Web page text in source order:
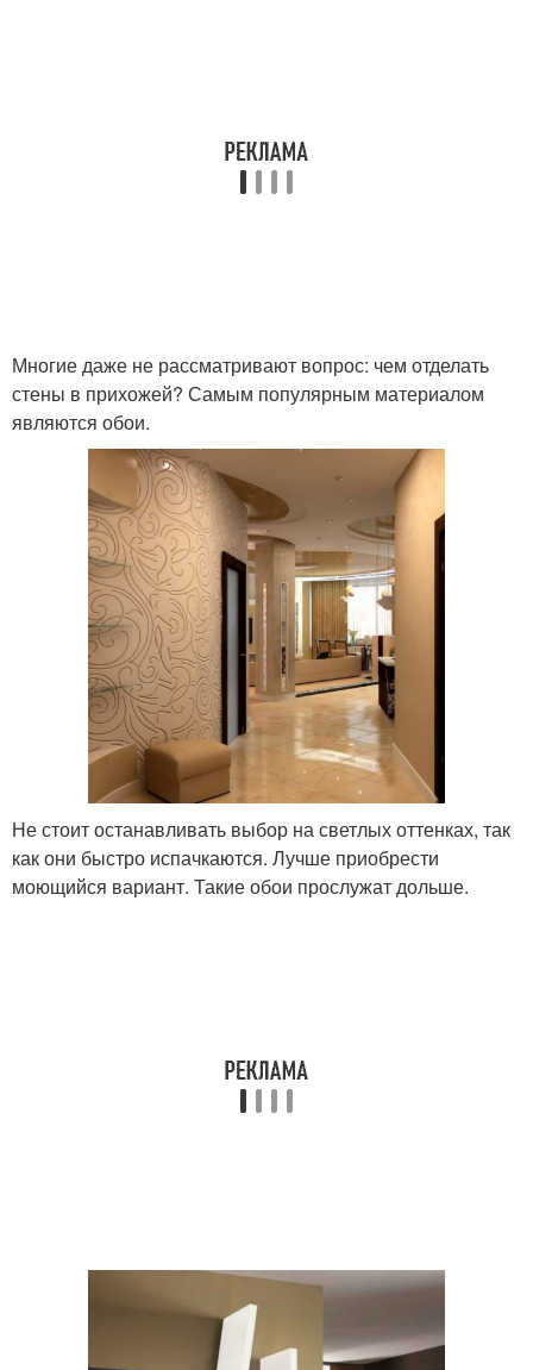
Многие даже не рассматривают вопрос: чем отделать
стены в прихожей? Самым популярным материалом
являются обои.
Не стоит останавливать выбор на светлых оттенках, так
как они быстро испачкаются. Лучше приобрести
моющийся вариант. Такие обои прослужат дольше.